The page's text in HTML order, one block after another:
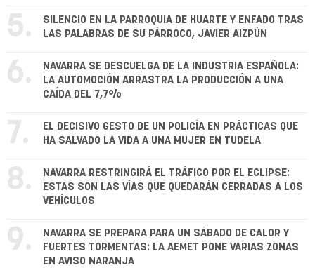
5.
SILENCIO EN LA PARROQUIA DE HUARTE Y ENFADO TRAS
LAS PALABRAS DE SU PÁRROCO, JAVIER AIZPÚN
6.
NAVARRA SE DESCUELGA DE LA INDUSTRIA ESPAÑOLA:
LA AUTOMOCIÓN ARRASTRA LA PRODUCCIÓN A UNA
CAÍDA DEL 7,7%
7.
EL DECISIVO GESTO DE UN POLICÍA EN PRÁCTICAS QUE
HA SALVADO LA VIDA A UNA MUJER EN TUDELA
8.
NAVARRA RESTRINGIRÁ EL TRÁFICO POR EL ECLIPSE:
ESTAS SON LAS VÍAS QUE QUEDARÁN CERRADAS A LOS
VEHÍCULOS
9.
NAVARRA SE PREPARA PARA UN SÁBADO DE CALOR Y
FUERTES TORMENTAS: LA AEMET PONE VARIAS ZONAS
EN AVISO NARANJA